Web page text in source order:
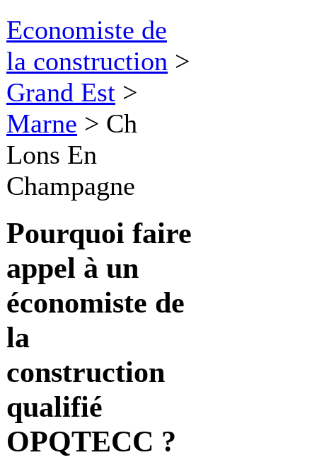
Economiste de
la construction >
Grand Est >
Marne > Ch
Lons En
Champagne
Pourquoi faire
appel à un
économiste de
la
construction
qualifié
OPQTECC ?